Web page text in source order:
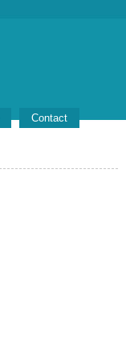
Contact